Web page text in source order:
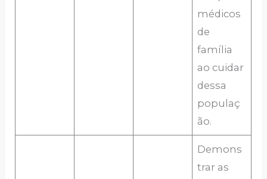
médicos
de
família
ao cuidar
dessa
populaç
ão.
Demons
trar as